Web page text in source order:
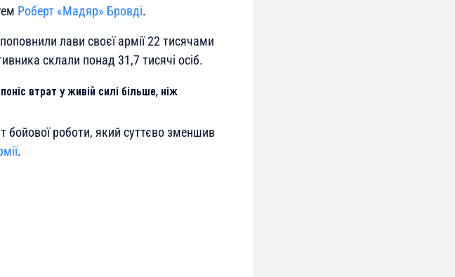
Роберт «Мадяр» Бровді.
лави своєї армії 22 тисячами
склали понад 31,7 тисячі осіб.
втрат у живій силі більше, ніж
бойової роботи, який суттєво зменшив
.